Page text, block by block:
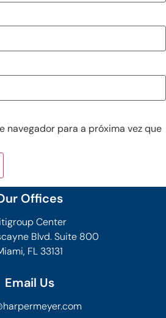
navegador para a próxima vez que
Offices
Center
Blvd. Suite 800
FL 33131
Email Us